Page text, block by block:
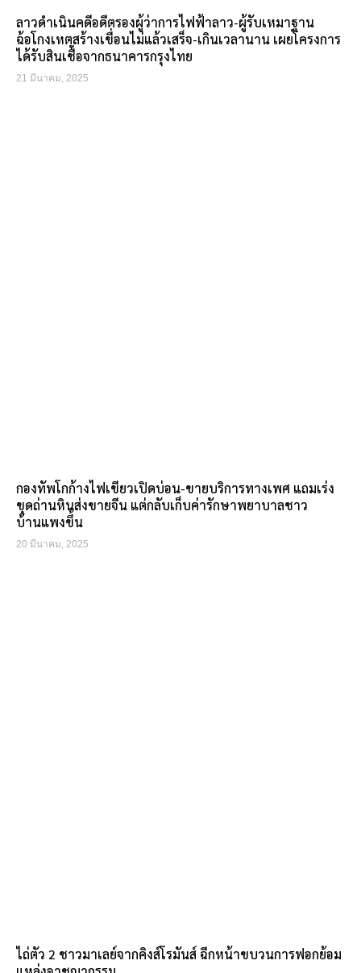
ลาวดำเนินคดีอดีตรองผู้ว่าการไฟฟ้าลาว-ผู้รับเหมาฐาน
ฉ้อโกงเหตุสร้างเขื่อนไม่แล้วเสร็จ-เกินเวลานาน เผยโครงการ
ได้รับสินเชื่อจากธนาคารกรุงไทย
21 มีนาคม, 2025
กองทัพโกก้างไฟเขียวเปิดบ่อน-ขายบริการทางเพศ แถมเร่ง
ขุดถ่านหินส่งขายจีน แต่กลับเก็บค่ารักษาพยาบาลชาว
บ้านแพงขึ้น
20 มีนาคม, 2025
ไถ่ตัว 2 ชาวมาเลย์จากคิงส์โรมันส์ ฉีกหน้าขบวนการฟอกย้อม